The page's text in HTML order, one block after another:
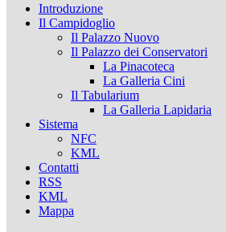
Introduzione
Il Campidoglio
Il Palazzo Nuovo
Il Palazzo dei Conservatori
La Pinacoteca
La Galleria Cini
Il Tabularium
La Galleria Lapidaria
Sistema
NFC
KML
Contatti
RSS
KML
Mappa